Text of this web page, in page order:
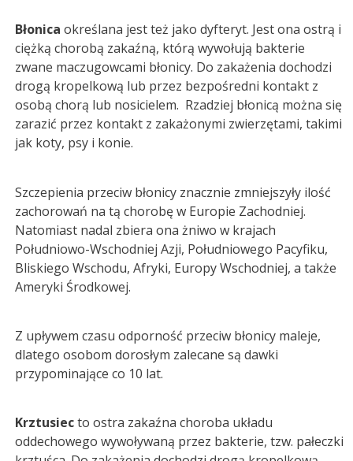
Błonica określana jest też jako dyfteryt. Jest ona ostrą i
ciężką chorobą zakaźną, którą wywołują bakterie
zwane maczugowcami błonicy. Do zakażenia dochodzi
drogą kropelkową lub przez bezpośredni kontakt z
osobą chorą lub nosicielem. Rzadziej błonicą można się
zarazić przez kontakt z zakażonymi zwierzętami, takimi
jak koty, psy i konie.
Szczepienia przeciw błonicy znacznie zmniejszyły ilość
zachorowań na tą chorobę w Europie Zachodniej.
Natomiast nadal zbiera ona żniwo w krajach
Południowo-Wschodniej Azji, Południowego Pacyfiku,
Bliskiego Wschodu, Afryki, Europy Wschodniej, a także
Ameryki Środkowej.
Z upływem czasu odporność przeciw błonicy maleje,
dlatego osobom dorosłym zalecane są dawki
przypominające co 10 lat.
Krztusiecto ostra zakaźna choroba układu
oddechowego wywoływaną przez bakterie, tzw. pałeczki